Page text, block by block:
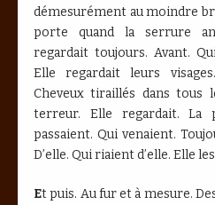
démesurément au moindre
porte quand la serrure
regardait toujours. Avant.
Elle regardait leurs
Cheveux tiraillés dans tous
terreur. Elle regardait. La
passaient. Qui venaient.
D’elle. Qui riaient d’elle. Elle
Et puis. Au fur et à mesure.